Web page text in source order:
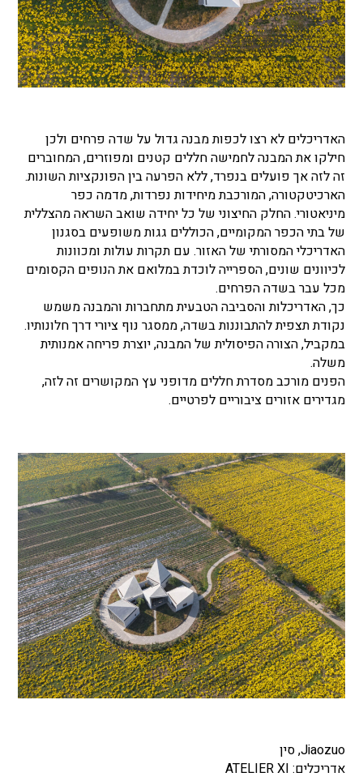
האדריכלים לא רצו לכפות מבנה גדול על שדה פרחים ולכן
חילקו את המבנה לחמישה חללים קטנים ומפוזרים, המחוברים
זה לזה אך פועלים בנפרד, ללא הפרעה בין הפונקציות השונות.
הארכיטקטורה, המורכבת מיחידות נפרדות, מדמה כפר
מיניאטורי. החלק החיצוני של כל יחידה שואב השראה מהצללית
של בתי הכפר המקומיים, הכוללים גגות משופעים בסגנון
האדריכלי המסורתי של האזור. עם תקרות עולות ומכוונות
לכיוונים שונים, הספרייה לוכדת במלואם את הנופים הקסומים
מכל עבר בשדה הפרחים.
כך, האדריכלות והסביבה הטבעית מתחברות והמבנה משמש
נקודת תצפית להתבוננות בשדה, ממסגר נוף ציורי דרך חלונותיו.
במקביל, הצורה הפיסולית של המבנה, יוצרת פריחה אמנותית
משלה.
הפנים מורכב מסדרת חללים מדופני עץ המקושרים זה לזה,
מגדירים אזורים ציבוריים לפרטיים.
Jiaozuo, סין
אדריכלים: ATELIER XI